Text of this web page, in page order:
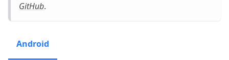
GitHub.
Android